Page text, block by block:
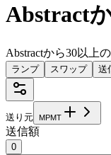
Abstract
Abstractから30以上
ランプ スワップ 送
送り元 MPMT
送信額
0